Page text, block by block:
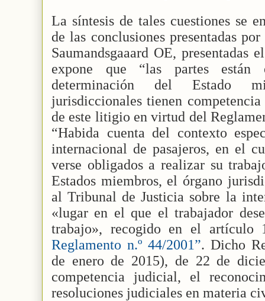
La síntesis de tales cuestiones se
de las conclusiones presentadas
Saumandsgaaard OE, presentadas
expone que “las partes están
determinación del Estado
jurisdiccionales tienen
de este litigio en virtud del
“Habida cuenta del contexto
internacional de pasajeros, en el
verse obligados a realizar su
Estados miembros, el órgano
al Tribunal de Justicia sobre la
«lugar en el que el trabajador
trabajo», recogido en el
Reglamento n.º 44/2001”. Dicho
de enero de 2015), de 22 de
competencia judicial, el
resoluciones judiciales en materia